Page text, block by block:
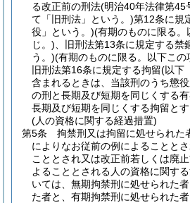
る改正前の刑法(明治40年法律第45
て「旧刑法」という。)第12条に規
役」という。)(有期のものに限る。
じ。) 、旧刑法第13条に規定する禁
う。)(有期のものに限る。以下この
旧刑法第16条に規定する拘留(以下
含まれるときは、当該刑のうち懲
の刑と長期及び短期を同じくする
長期及び短期を同じくする拘留とす
(人の資格に関する経過措置)
第5条
拘禁刑又は拘留に処せられた
によりなお従前の例によることと
こととされ又は改正前若しくは廃
よることとされる人の資格に関す
いては、無期拘禁刑に処せられた
た者と、有期拘禁刑に処せられた